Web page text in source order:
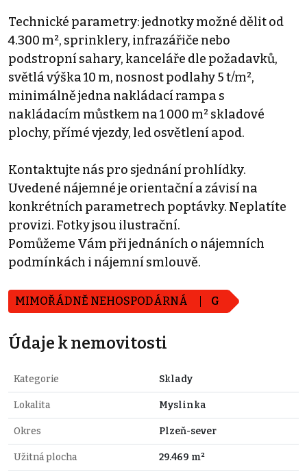
Technické parametry: jednotky možné dělit od
4.300 m², sprinklery, infrazářiče nebo
podstropní sahary, kanceláře dle požadavků,
světlá výška 10 m, nosnost podlahy 5 t/m²,
minimálně jedna nakládací rampa s
nakládacím můstkem na 1 000 m² skladové
plochy, přímé vjezdy, led osvětlení apod.
Kontaktujte nás pro sjednání prohlídky.
Uvedené nájemné je orientační a závisí na
konkrétních parametrech poptávky. Neplatíte
provizi. Fotky jsou ilustrační.
Pomůžeme Vám při jednáních o nájemních
podmínkách i nájemní smlouvě.
MIMOŘÁDNĚ NEHOSPODÁRNÁ G
Údaje k nemovitosti
Kategorie Sklady
Lokalita Myslinka
Okres Plzeň-sever
Užitná plocha 29.469 m²